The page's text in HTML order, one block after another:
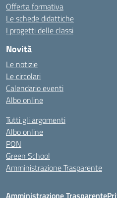
Offerta formativa
Le schede didattiche
I progetti delle classi
Novità
Le notizie
Le circolari
Calendario eventi
Albo online
Tutti gli argomenti
Albo online
PON
Green School
Amministrazione Trasparente
Amministrazione Trasparente